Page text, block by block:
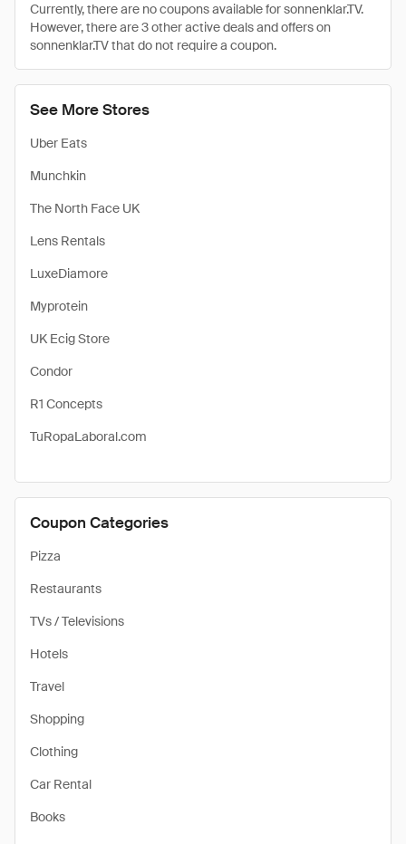
See More Stores
Uber Eats
Munchkin
The North Face UK
Lens Rentals
LuxeDiamore
Myprotein
UK Ecig Store
Condor
R1 Concepts
TuRopaLaboral.com
Coupon Categories
Pizza
Restaurants
TVs / Televisions
Hotels
Travel
Shopping
Clothing
Car Rental
Books
Currently, there are no coupons available for sonnenklar.TV.
However, there are 3 other active deals and offers on
sonnenklar.TV that do not require a coupon.